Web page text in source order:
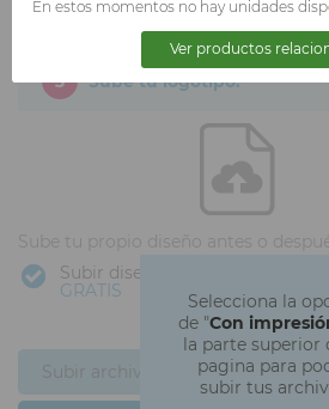
Selecciona la
de "Con
la parte superior
pagina para
subir tus
3 Sube tu logotipo.
Sube tu propio diseño antes o
Subir diseño
GRATIS
Subir archivos ahora
En estos momentos no hay unidades
Ver productos